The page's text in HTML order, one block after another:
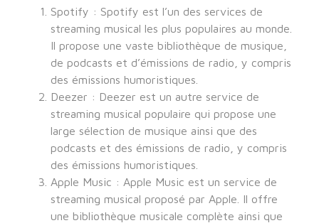
Spotify : Spotify est l’un des services de
streaming musical les plus populaires au monde.
Il propose une vaste bibliothèque de musique,
de podcasts et d’émissions de radio, y compris
des émissions humoristiques.
Deezer : Deezer est un autre service de
streaming musical populaire qui propose une
large sélection de musique ainsi que des
podcasts et des émissions de radio, y compris
des émissions humoristiques.
Apple Music : Apple Music est un service de
streaming musical proposé par Apple. Il offre
une bibliothèque musicale complète ainsi que